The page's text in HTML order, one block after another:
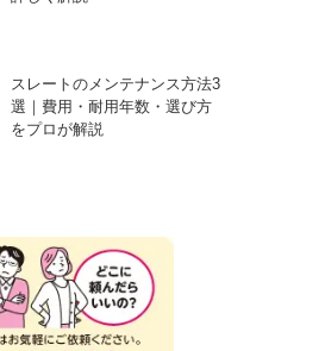
スレートのメンテナンス方法3
選｜費用・耐用年数・選び方
をプロが解説